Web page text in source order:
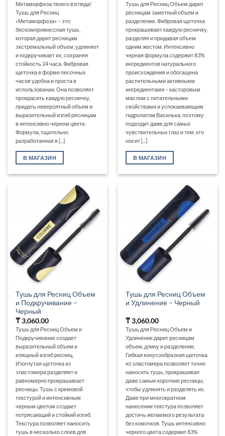
Метаморфоза твоего взгляда!
Тушь для Ресниц
«Метаморфоза» – это
бескомпромиссная тушь,
которая дарит ресницам
экстремальный объем, удлиняет
и подкручивает их, сохраняя
стойкость 24 часа. Фибровая
щеточка в форме песочных
часов удобна и проста в
использовании. Она позволяет
прокрасить каждую ресничку,
придать невероятный объем и
выразительный изгиб ресницам
в интенсивно черном цвете.
Формула, тщательно
разработанная в [...]
В МАГАЗИН
Тушь для Ресниц Объем дарит
ресницам заметный объем и
разделение. Фибровая щеточка
прокрашивает каждую ресничку,
разделяя и придавая объем
одним жестом. Интенсивно
черная формула содержит 83%
ингредиентов натурального
происхождения и обогащена
растительными активными
ингредиентами – касторовым
маслом с питательными
свойствами и успокаивающим
гидролатом Василька, поэтому
подходит даже для самых
чувствительных глаз и тем, кто
носит [...]
В МАГАЗИН
Тушь для Ресниц Объем
и Подкручивание –
Черный
₸3,060.00
Тушь для Ресниц Объем и
Подкручивание создает
выразительный объем и
изящный изгиб ресниц.
Изогнутая щеточка из
эластомера разделяет и
равномерно прокрашивает
ресницы. Тушь с кремовой
текстурой и интенсивным
черным цветом создает
потрясающий и стойкий изгиб.
Текстура позволяет наносить
тушь в несколько слоев для
Тушь для Ресниц Объем
и Удлинение – Черный
₸3,060.00
Тушь для Ресниц Объем и
Удлинение дарит ресницам
объем, длину и разделение.
Гибкая конусообразная щеточка
из эластомера позволяет точно
наносить тушь, прокрашивая
даже самые короткие ресницы,
чтобы удлинять и разделять их.
Даже при многократном
нанесении текстура позволяет
достичь желаемого результата
без комочков. Тушь интенсивно
черного цвета содержит 83%